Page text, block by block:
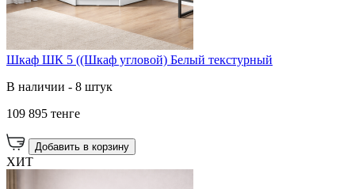
Шкаф ШК 5 ((Шкаф угловой) Белый текстурный
В наличии - 8 штук
109 895 тенге
Добавить в корзину
ХИТ